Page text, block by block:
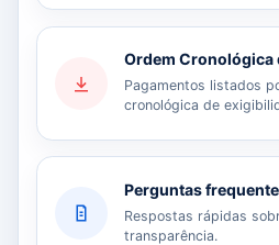
Ordem Cronológica
Pagamentos listados
cronológica de
Perguntas
Respostas rápidas
transparência.